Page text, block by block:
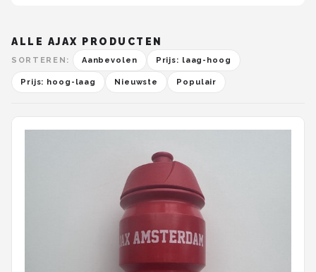
ALLE AJAX PRODUCTEN
SORTEREN: Aanbevolen Prijs: laag-hoog
Prijs: hoog-laag Nieuwste Populair